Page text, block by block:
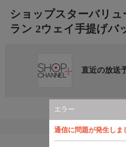
エラー
通信に問題が発生しま
ショップスターバリュ
ラン 2ウェイ手提げバ
直近の放送